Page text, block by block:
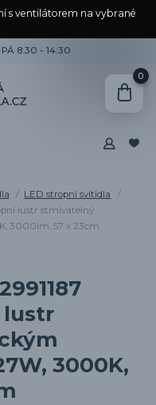
s ventilátorem na vybrané
8:30 - 14:30
0
LED stropní svítidla
lustr stmívatelný
3000lm, 57 x 23cm
lustr
3000K,